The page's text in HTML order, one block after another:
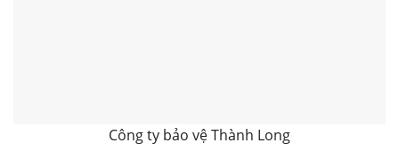
Công ty bảo vệ Thành Long